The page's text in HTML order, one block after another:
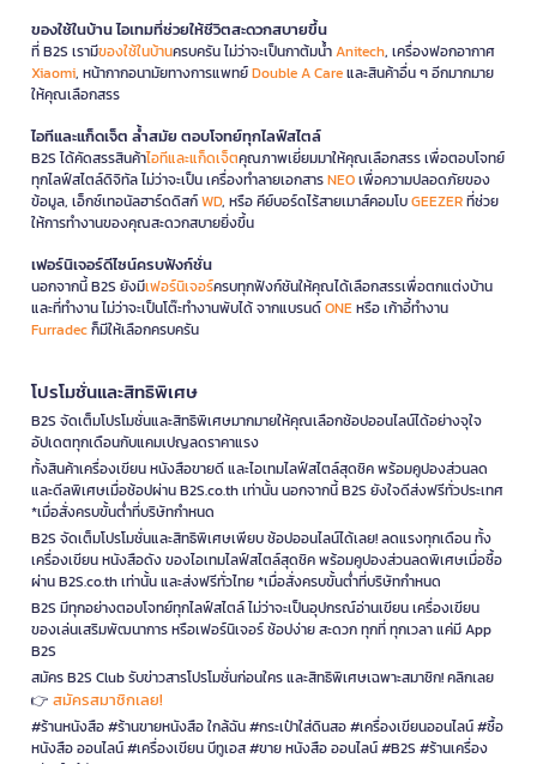
ของใช้ในบ้าน ไอเทมที่ช่วยให้ชีวิตสะดวกสบายขึ้น
ที่ B2S เรามีของใช้ในบ้านครบครัน ไม่ว่าจะเป็นกาต้มน้ำAnitech, เครื่องฟอกอากาศ
Xiaomi, หน้ากากอนามัยทางการแพทย์Double A Careและสินค้าอื่น ๆ อีกมากมาย
ให้คุณเลือกสรร
ไอทีและแก็ดเจ็ต ล้ำสมัย ตอบโจทย์ทุกไลฟ์สไตล์
B2S ได้คัดสรรสินค้าไอทีและแก็ดเจ็ตคุณภาพเยี่ยมมาให้คุณเลือกสรร เพื่อตอบโจทย์
ทุกไลฟ์สไตล์ดิจิทัล ไม่ว่าจะเป็น เครื่องทำลายเอกสารNEOเพื่อความปลอดภัยของ
ข้อมูล, เอ็กซ์เทอนัลฮาร์ดดิสก์WD, หรือ คีย์บอร์ดไร้สายเมาส์คอมโบGEEZERที่ช่วย
ให้การทำงานของคุณสะดวกสบายยิ่งขึ้น
เฟอร์นิเจอร์ดีไซน์ครบฟังก์ชั่น
นอกจากนี้ B2S ยังมีเฟอร์นิเจอร์ครบทุกฟังก์ชันให้คุณได้เลือกสรรเพื่อตกแต่งบ้าน
และที่ทำงาน ไม่ว่าจะเป็นโต๊ะทำงานพับได้ จากแบรนด์ONEหรือ เก้าอี้ทำงาน
Furradecก็มีให้เลือกครบครัน
โปรโมชั่นและสิทธิพิเศษ
B2S จัดเต็มโปรโมชั่นและสิทธิพิเศษมากมายให้คุณเลือกช้อปออนไลน์ได้อย่างจุใจ
อัปเดตทุกเดือนกับแคมเปญลดราคาแรง
ทั้งสินค้าเครื่องเขียน หนังสือขายดี และไอเทมไลฟ์สไตล์สุดชิค พร้อมคูปองส่วนลด
และดีลพิเศษเมื่อช้อปผ่าน B2S.co.th เท่านั้น นอกจากนี้ B2S ยังใจดีส่งฟรีทั่วประเทศ
*เมื่อสั่งครบขั้นต่ำที่บริษัทกำหนด
B2S จัดเต็มโปรโมชั่นและสิทธิพิเศษเพียบ ช้อปออนไลน์ได้เลย! ลดแรงทุกเดือน ทั้ง
เครื่องเขียน หนังสือดัง ของไอเทมไลฟ์สไตล์สุดชิค พร้อมคูปองส่วนลดพิเศษเมื่อซื้อ
ผ่าน B2S.co.th เท่านั้น และส่งฟรีทั่วไทย *เมื่อสั่งครบขั้นต่ำที่บริษัทกำหนด
B2S มีทุกอย่างตอบโจทย์ทุกไลฟ์สไตล์ ไม่ว่าจะเป็นอุปกรณ์อ่านเขียน เครื่องเขียน
ของเล่นเสริมพัฒนาการ หรือเฟอร์นิเจอร์ ช้อปง่าย สะดวก ทุกที่ ทุกเวลา แค่มี App
B2S
สมัคร B2S Club รับข่าวสารโปรโมชั่นก่อนใคร และสิทธิพิเศษเฉพาะสมาชิก! คลิกเลย
👉 สมัครสมาชิกเลย!
#ร้านหนังสือ #ร้านขายหนังสือ ใกล้ฉัน #กระเป๋าใส่ดินสอ #เครื่องเขียนออนไลน์ #ซื้อ
หนังสือ ออนไลน์ #เครื่องเขียน บีทูเอส #ขาย หนังสือ ออนไลน์ #B2S #ร้านเครื่อง